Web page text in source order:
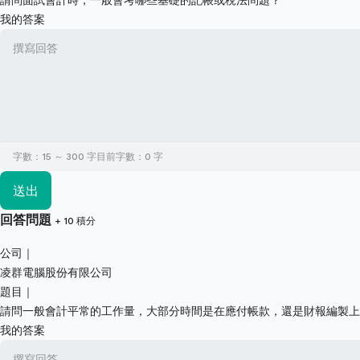
我的答案
字數：15 ～ 300 字目前字數： 0 字
送出
回答問題 + 10 積分
公司｜
凌群電腦股份有限公司
題目｜
請問一般會計平常的工作量，大部分時間是在應付帳款，還是財報編製
我的答案